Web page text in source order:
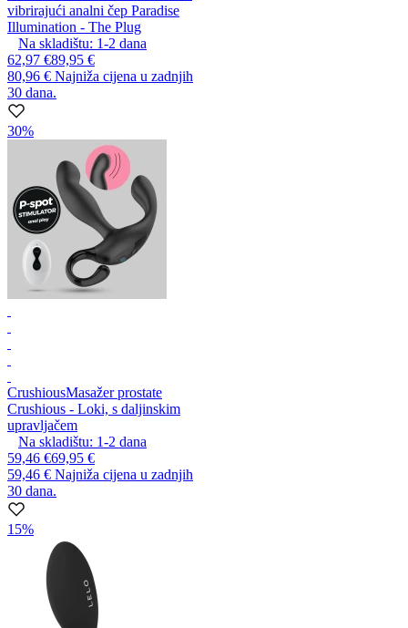
vibrirajući analni čep Paradise
Illumination - The Plug
Na skladištu: 1-2 dana
62,97 €89,95 €
80,96 € Najniža cijena u zadnjih
30 dana.
30%
CrushiousMasažer prostate
Crushious - Loki, s daljinskim
upravljačem
Na skladištu: 1-2 dana
59,46 €69,95 €
59,46 € Najniža cijena u zadnjih
30 dana.
15%